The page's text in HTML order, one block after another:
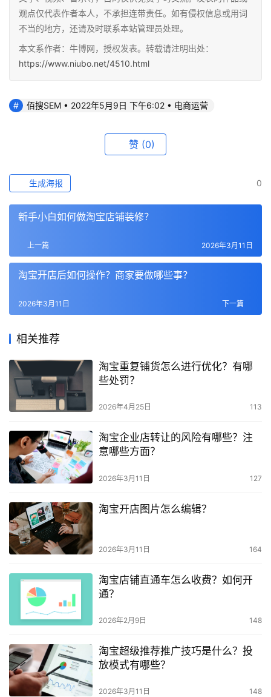
观点仅代表作者本人，不承担连带责任。如有侵权信息或用词
不当的地方，还请及时联系本站管理员处理。
本文系作者：牛博网，授权发表。转载请注明出处：
https://www.niubo.net/4510.html
佰搜SEM • 2022年5月9日 下午6:02 • 电商运营
赞 (0)
0
生成海报
新手小白如何做淘宝店铺装修？
上一篇 2026年3月11日
淘宝开店后如何操作？商家要做哪些事？
下一篇
2026年3月11日
相关推荐
淘宝重复铺货怎么进行优化？有哪
些处罚？
2026年4月25日 113
淘宝企业店转让的风险有哪些？注
意哪些方面？
2026年3月11日 127
淘宝开店图片怎么编辑？
2026年3月11日 164
淘宝店铺直通车怎么收费？如何开
通？
2026年2月9日 148
淘宝超级推荐推广技巧是什么？投
放模式有哪些？
2026年3月11日 148